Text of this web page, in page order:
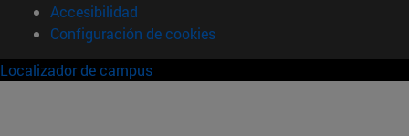
Accesibilidad
Configuración de cookies
Localizador de campus